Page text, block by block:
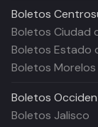
Boletos
Boletos Ciudad
Boletos Estado
Boletos Morelos
Boletos
Boletos Jalisco